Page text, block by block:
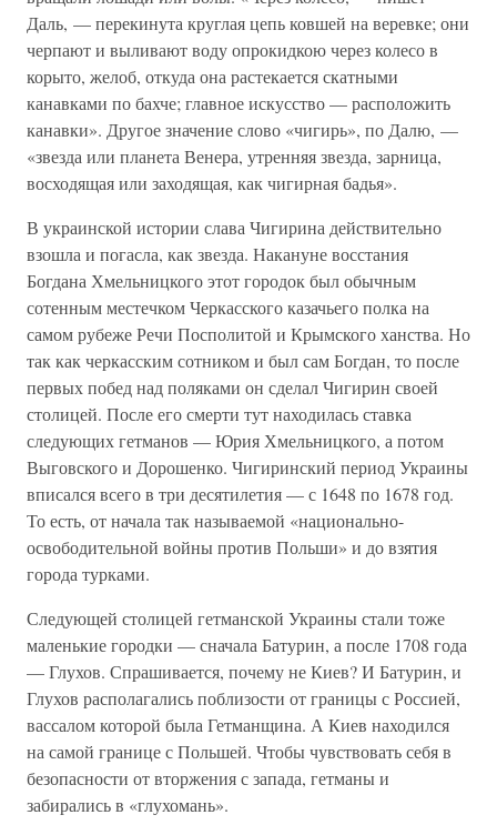
Даль, — перекинута круглая цепь ковшей на веревке; они
черпают и выливают воду опрокидкою через колесо в
корыто, желоб, откуда она растекается скатными
канавками по бахче; главное искусство — расположить
канавки». Другое значение слово «чигирь», по Далю, —
«звезда или планета Венера, утренняя звезда, зарница,
восходящая или заходящая, как чигирная бадья».
В украинской истории слава Чигирина действительно
взошла и погасла, как звезда. Накануне восстания
Богдана Хмельницкого этот городок был обычным
сотенным местечком Черкасского казачьего полка на
самом рубеже Речи Посполитой и Крымского ханства. Но
так как черкасским сотником и был сам Богдан, то после
первых побед над поляками он сделал Чигирин своей
столицей. После его смерти тут находилась ставка
следующих гетманов — Юрия Хмельницкого, а потом
Выговского и Дорошенко. Чигиринский период Украины
вписался всего в три десятилетия — с 1648 по 1678 год.
То есть, от начала так называемой «национально-
освободительной войны против Польши» и до взятия
города турками.
Следующей столицей гетманской Украины стали тоже
маленькие городки — сначала Батурин, а после 1708 года
— Глухов. Спрашивается, почему не Киев? И Батурин, и
Глухов располагались поблизости от границы с Россией,
вассалом которой была Гетманщина. А Киев находился
на самой границе с Польшей. Чтобы чувствовать себя в
безопасности от вторжения с запада, гетманы и
забирались в «глухомань».